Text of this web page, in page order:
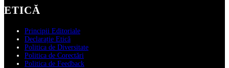
ETICĂ
Principii Editoriale
Declarație Etică
Politica de Diversitate
Politica de Corectări
Politica de Feedback